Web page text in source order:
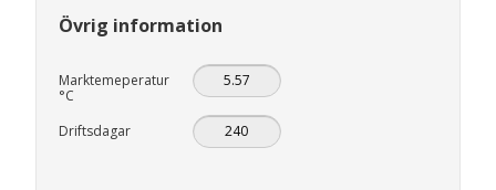
Övrig information
Marktemeperatur
°C
Driftsdagar